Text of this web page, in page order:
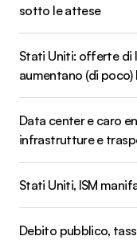
sotto le attese
Stati Uniti: offerte di
aumentano (di
Data center e caro
infrastrutture e
Stati Uniti, ISM
Debito pubblico,